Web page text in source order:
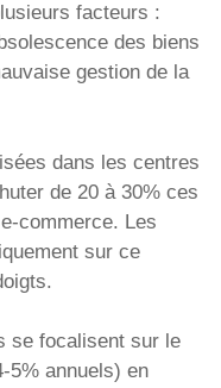
facteurs :
des biens
gestion de la
dans les centres
de 20 à 30% ces
commerce. Les
sur ce
se focalisent sur le
5% annuels) en